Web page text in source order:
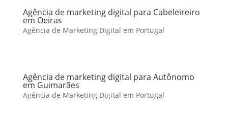
Agência de marketing digital para Cabeleireiro
em Oeiras
Agência de Marketing Digital em Portugal
Agência de marketing digital para Autônomo
em Guimarães
Agência de Marketing Digital em Portugal